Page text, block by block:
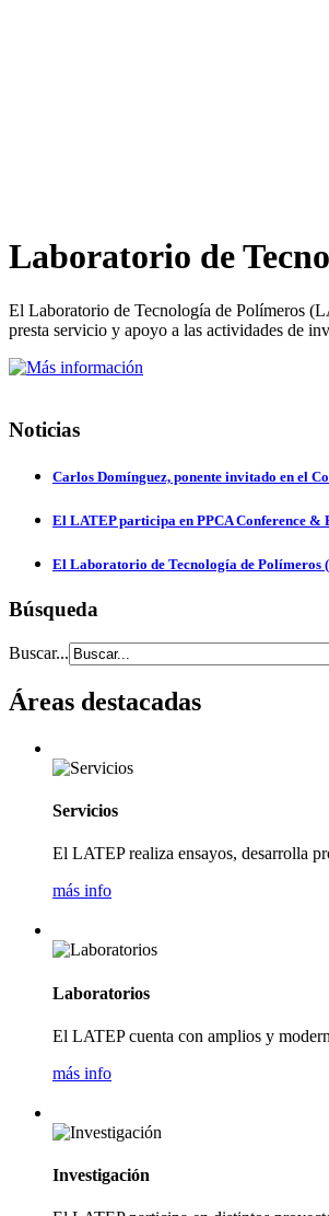
Laboratorio de
El Laboratorio de Tecnología de Polímeros
presta servicio y apoyo a las actividades de
Noticias
Carlos Domínguez, ponente invitado en el
El LATEP participa en PPCA Conference
El Laboratorio de Tecnología de Polímeros
Búsqueda
Buscar...
Áreas destacadas
Servicios
El LATEP realiza ensayos, desarrolla
más info
Laboratorios
El LATEP cuenta con amplios y
más info
Investigación